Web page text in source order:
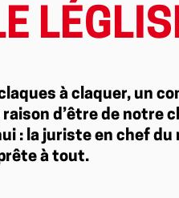
à claquer, un
raison d’être de notre
: la juriste en chef
à tout.